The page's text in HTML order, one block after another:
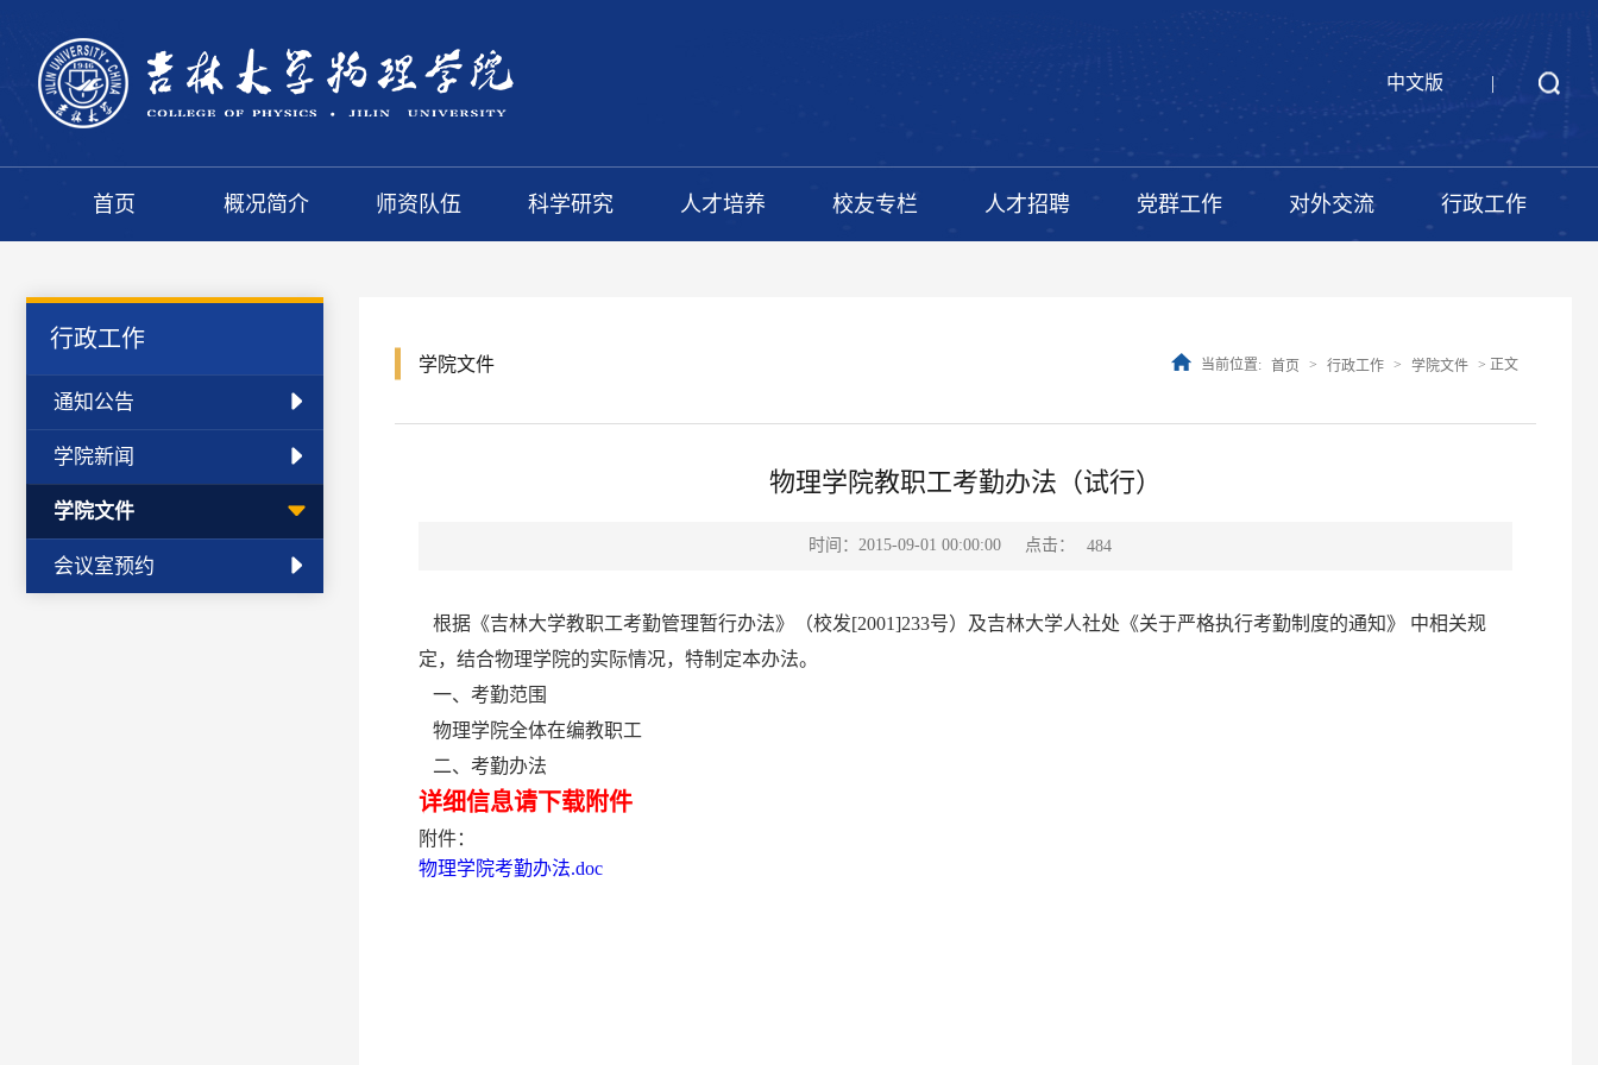
中文版 |
首页 概况简介 师资队伍 科学研究 人才培养 校友专栏 人才招聘 党群工作 对外交流 行政工作
行政工作
通知公告
学院新闻
学院文件
会议室预约
学院文件 当前位置: 首页 > 行政工作 > 学院文件 > 正文
物理学院教职工考勤办法（试行）
时间：2015-09-01 00:00:00 点击： 484
根据《吉林大学教职工考勤管理暂行办法》（校发[2001]233号）及吉林大学人社处《关于严格执行考勤制度的通知》 中相关规
定，结合物理学院的实际情况，特制定本办法。
一、考勤范围
物理学院全体在编教职工
二、考勤办法
详细信息请下载附件
附件：
物理学院考勤办法.doc